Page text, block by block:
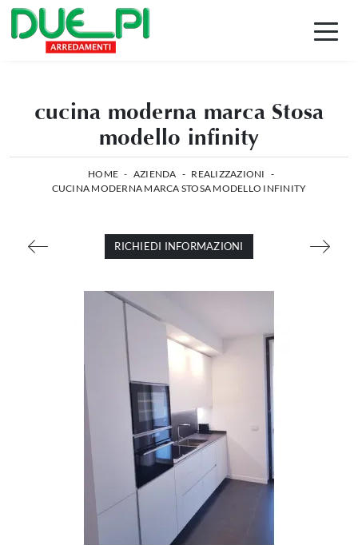
cucina moderna marca Stosa
modello infinity
HOME - AZIENDA - REALIZZAZIONI -
CUCINA MODERNA MARCA STOSA MODELLO INFINITY
RICHIEDI INFORMAZIONI